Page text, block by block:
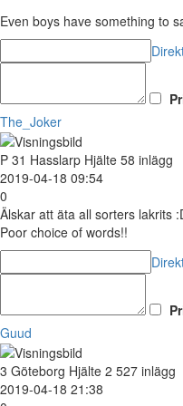
Even boys have something to
The_Joker
P 31 Hasslarp Hjälte 58 inlägg
2019-04-18 09:54
0
Älskar att äta all sorters lakrits
Poor choice of words!!
Guud
3 Göteborg Hjälte 2 527 inlägg
2019-04-18 21:38